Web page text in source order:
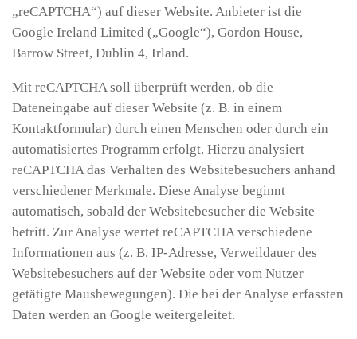
„reCAPTCHA“) auf dieser Website. Anbieter ist die
Google Ireland Limited („Google“), Gordon House,
Barrow Street, Dublin 4, Irland.
Mit reCAPTCHA soll überprüft werden, ob die
Dateneingabe auf dieser Website (z. B. in einem
Kontaktformular) durch einen Menschen oder durch ein
automatisiertes Programm erfolgt. Hierzu analysiert
reCAPTCHA das Verhalten des Websitebesuchers anhand
verschiedener Merkmale. Diese Analyse beginnt
automatisch, sobald der Websitebesucher die Website
betritt. Zur Analyse wertet reCAPTCHA verschiedene
Informationen aus (z. B. IP-Adresse, Verweildauer des
Websitebesuchers auf der Website oder vom Nutzer
getätigte Mausbewegungen). Die bei der Analyse erfassten
Daten werden an Google weitergeleitet.